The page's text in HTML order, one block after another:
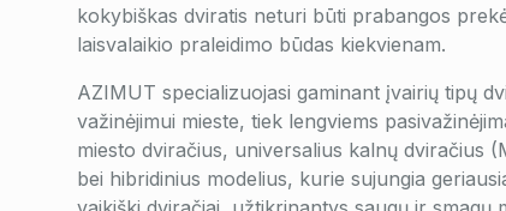
kokybiškas dviratis neturi būti prabangos
laisvalaikio praleidimo būdas kiekvienam.
AZIMUT specializuojasi gaminant įvairių tipų
važinėjimui mieste, tiek lengviems
miesto dviračius, universalius kalnų dviračius
bei hibridinius modelius, kurie sujungia